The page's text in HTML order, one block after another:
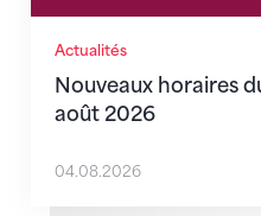
Actualités
Nouveaux horaires
août 2026
04.08.2026